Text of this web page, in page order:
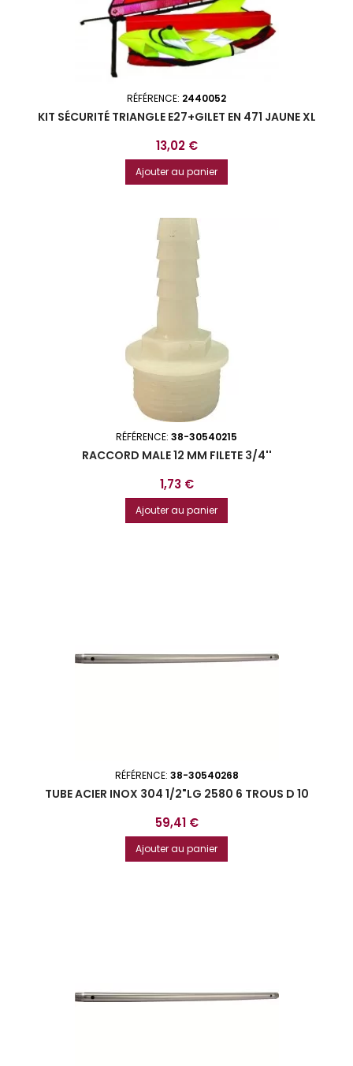
RÉFÉRENCE: 2440052
KIT SÉCURITÉ TRIANGLE E27+GILET EN 471 JAUNE XL
Prix
13,02 €
Ajouter au panier
RÉFÉRENCE: 38-30540215
RACCORD MALE 12 MM FILETE 3/4''
Prix
1,73 €
Ajouter au panier
RÉFÉRENCE: 38-30540268
TUBE ACIER INOX 304 1/2"LG 2580 6 TROUS D 10
Prix
59,41 €
Ajouter au panier